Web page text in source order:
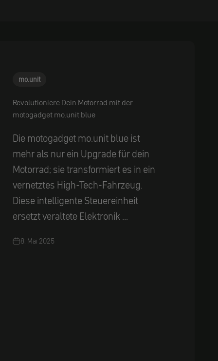
mo.unit
Revolutioniere Dein Motorrad mit der
motogadget mo.unit blue
Die motogadget mo.unit blue ist
mehr als nur ein Upgrade für dein
Motorrad; sie transformiert es in ein
vernetztes High-Tech-Fahrzeug.
Diese intelligente Steuereinheit
ersetzt veraltete Elektronik ...
8. Mai 2025